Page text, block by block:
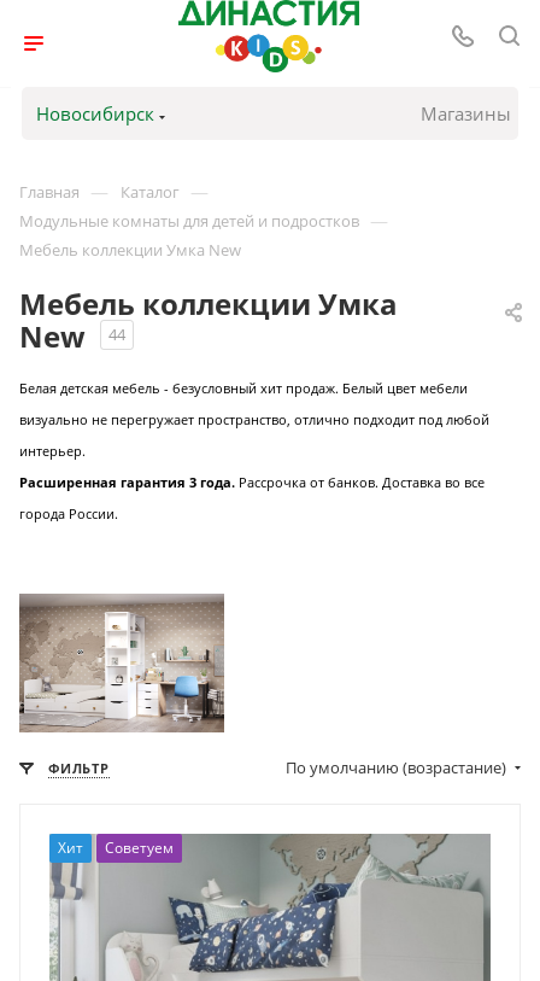
Новосибирск Магазины
Главная — Каталог —
Модульные комнаты для детей и подростков —
Мебель коллекции Умка New
Мебель коллекции Умка
New
44
Белая детская мебель - безусловный хит продаж. Белый цвет мебели
визуально не перегружает пространство, отлично подходит под любой
интерьер.
Расширенная гарантия 3 года. Рассрочка от банков. Доставка во все
города России.
ФИЛЬТР По умолчанию (возрастание)
Хит Советуем